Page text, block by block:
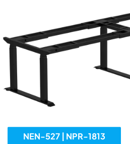
NEN-527 | NPR-1813